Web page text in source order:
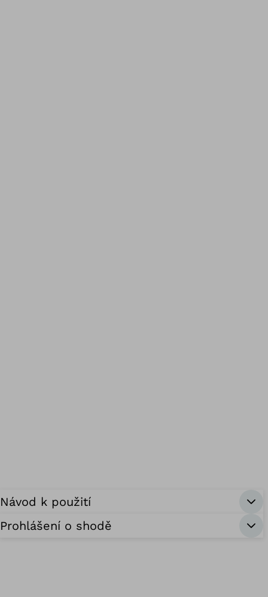
Návod k použití
Prohlášení o shodě